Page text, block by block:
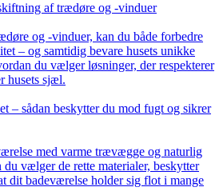
af trædøre og -vinduer
og -vinduer, kan du både forbedre
– og samtidig bevare husets unikke
du vælger løsninger, der respekterer
husets sjæl.
– sådan beskytter du mod fugt og sikrer
med varme trævægge og naturlig
vælger de rette materialer, beskytter
dit badeværelse holder sig flot i mange